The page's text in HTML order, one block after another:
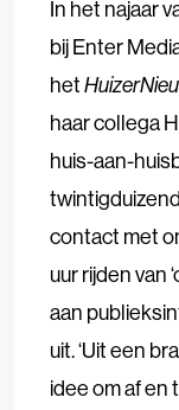
In het najaar
bij Enter
het
haar collega
huis-aan-
contact met
uur rijden van
aan
uit. ‘Uit een
idee om af en